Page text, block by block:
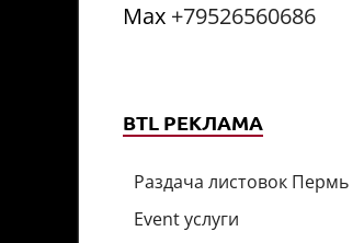
Мах +79526560686
BTL РЕКЛАМА
Раздача листовок Пермь
Event услуги